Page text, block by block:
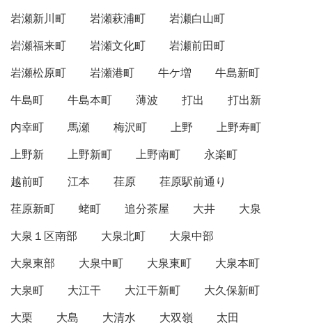
岩瀬新川町
岩瀬萩浦町
岩瀬白山町
岩瀬福来町
岩瀬文化町
岩瀬前田町
岩瀬松原町
岩瀬港町 牛ケ増
牛島新町
牛島町
牛島本町 薄波 打出
打出新
内幸町
馬瀬 梅沢町 上野
上野寿町
上野新
上野新町 上野南町
永楽町
越前町
江本 荏原
荏原駅前通り
荏原新町
蛯町 追分茶屋 大井
大泉
大泉１区南部
大泉北町
大泉中部
大泉東部
大泉中町 大泉東町
大泉本町
大泉町
大江干 大江干新町
大久保新町
大栗
大島 大清水 大双嶺
太田